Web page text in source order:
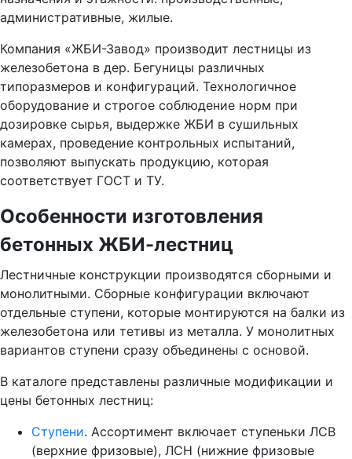
административные, жилые.
Компания «ЖБИ-Завод» производит лестницы из
железобетона в дер. Бегуницы различных
типоразмеров и конфигураций. Технологичное
оборудование и строгое соблюдение норм при
дозировке сырья, выдержке ЖБИ в сушильных
камерах, проведение контрольных испытаний,
позволяют выпускать продукцию, которая
соответствует ГОСТ и ТУ.
Особенности изготовления
бетонных ЖБИ-лестниц
Лестничные конструкции производятся сборными и
монолитными. Сборные конфигурации включают
отдельные ступени, которые монтируются на балки из
железобетона или тетивы из металла. У монолитных
вариантов ступени сразу объединены с основой.
В каталоге представлены различные модификации и
цены бетонных лестниц:
Ступени. Ассортимент включает ступеньки ЛСВ
(верхние фризовые), ЛСН (нижние фризовые